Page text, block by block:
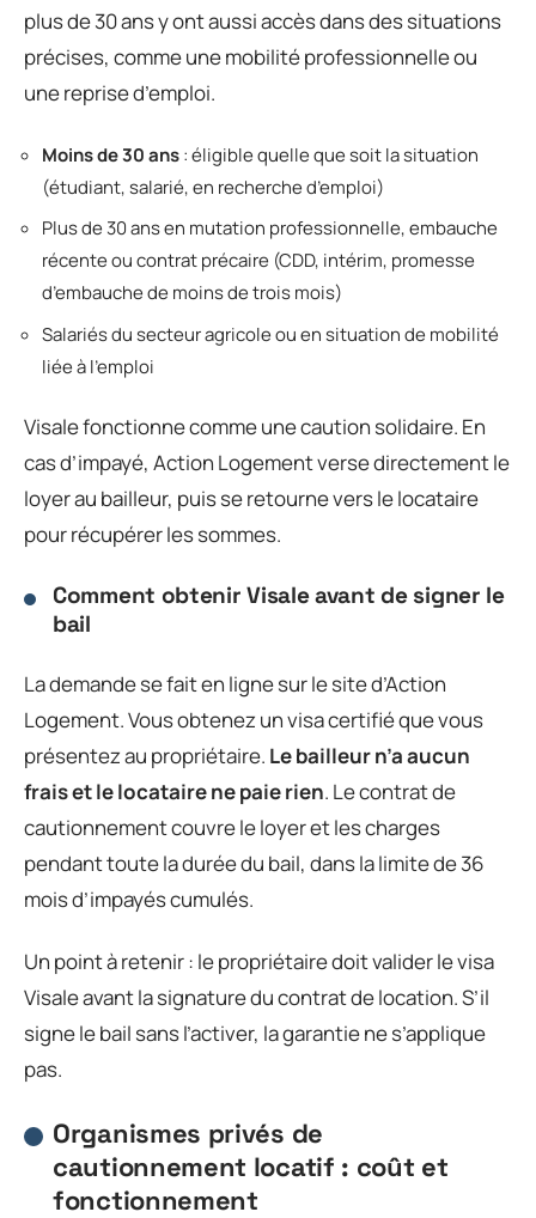
plus de 30 ans y ont aussi accès dans des situations
précises, comme une mobilité professionnelle ou
une reprise d’emploi.
Moins de 30 ans: éligible quelle que soit la situation
(étudiant, salarié, en recherche d’emploi)
Plus de 30 ans en mutation professionnelle, embauche
récente ou contrat précaire (CDD, intérim, promesse
d’embauche de moins de trois mois)
Salariés du secteur agricole ou en situation de mobilité
liée à l’emploi
Visale fonctionne comme une caution solidaire. En
cas d’impayé, Action Logement verse directement le
loyer au bailleur, puis se retourne vers le locataire
pour récupérer les sommes.
Comment obtenir Visale avant de signer le
bail
La demande se fait en ligne sur le site d’Action
Logement. Vous obtenez un visa certifié que vous
présentez au propriétaire. Le bailleur n’a aucun
frais et le locataire ne paie rien. Le contrat de
cautionnement couvre le loyer et les charges
pendant toute la durée du bail, dans la limite de 36
mois d’impayés cumulés.
Un point à retenir : le propriétaire doit valider le visa
Visale avant la signature du contrat de location. S’il
signe le bail sans l’activer, la garantie ne s’applique
pas.
Organismes privés de
cautionnement locatif : coût et
fonctionnement